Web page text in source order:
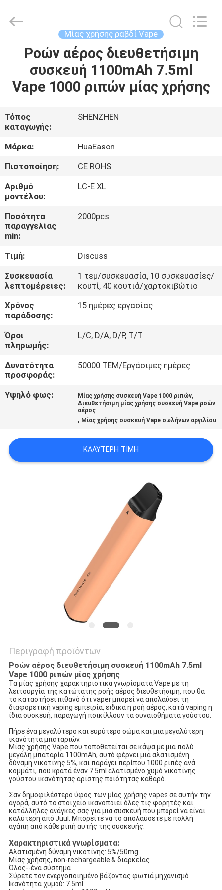
ΣΠΊΤΙ
ΠΡΟΪΌΝΤΑ
ΒΊΝΤΕΟ
ΠΕΡΊΠΟΥ
ΕΜΕΊΣ
ΓΎΡΟΣ
ΕΡΓΟΣΤΑΣΊΩΝ
ΈΛΕΓΧΟΣ
ΖΗΤΉΣΤΕ
ΈΝΑ
ΑΠΌΣΠΑΣΜΑ
SITEMAP
PRIVACY
Ltd..
Μίας χρήσης ραβδί Vape
Ροών αέρος διευθετήσιμη
συσκευή 1100mAh 7.5ml
Vape 1000 ριπών μίας χρήσης
Τόπος
καταγωγής:
SHENZHEN
Μάρκα:
HuaEason
Πιστοποίηση:
CE ROHS
Αριθμό
μοντέλου:
LC-E XL
Ποσότητα
παραγγελίας
min:
2000pcs
Τιμή:
Discuss
Συσκευασία
λεπτομέρειες:
1 τεμ/συσκευασία, 10 συσκευασίες/
κουτί, 40 κουτιά/χαρτοκιβώτιο
Χρόνος
παράδοσης:
15 ημέρες εργασίας
Όροι
πληρωμής:
L/C, D/A, D/P, T/T
Δυνατότητα
προσφοράς:
50000 ΤΕΜ/Εργάσιμες ημέρες
Υψηλό φως: Μίας χρήσης συσκευή Vape 1000 ριπών,
Διευθετήσιμη μίας χρήσης συσκευή Vape ροών
αέρος
, Μίας χρήσης συσκευή Vape σωλήνων αργιλίου
ΚΑΛΎΤΕΡΗ ΤΙΜΉ
Περιγραφή προϊόντων
Ροών αέρος διευθετήσιμη συσκευή 1100mAh 7.5ml
Vape 1000 ριπών μίας χρήσης
Τα μίας χρήσης χαρακτηριστικά γνωρίσματα Vape με τη
λειτουργία της κατώτατης ροής αέρος διευθετήσιμη, που θα
το καταστήσει πιθανό ότι vaper μπορεί να απολαύσει τη
διαφορετική vaping εμπειρία, ειδικά η ροή αέρος, κατά vaping η
ίδια συσκευή, παραγωγή ποικίλλουν τα συναισθήματα γούστου.
Πήρε ένα μεγαλύτερο και ευρύτερο σώμα και μια μεγαλύτερη
ικανότητα μπαταριών.
Μίας χρήσης Vape που τοποθετείται σε κάψα με μια πολύ
μεγάλη μπαταρία 1100mAh, αυτό φέρνει μια αλατισμένη
δύναμη νικοτίνης 5%, και παράγει περίπου 1000 ριπές ανά
κομμάτι, που κρατά έναν 7.5ml αλατισμένο χυμό νικοτίνης
γούστου ικανότητας αρίστης ποιότητας καθαρό.
Σαν δημοφιλέστερο ύφος των μίας χρήσης vapes σε αυτήν την
αγορά, αυτό το στοιχείο ικανοποιεί όλες τις φορητές και
κατάλληλες ανάγκες σας για μια συσκευή που μπορεί να είναι
καλύτερη από Juul. Μπορείτε να το απολαύσετε με πολλή
αγάπη από κάθε ριπή αυτής της συσκευής.
Χαρακτηριστικά γνωρίσματα:
Αλατισμένη δύναμη νικοτίνης: 5%/50mg
Μίας χρήσης, non-rechargeable & διαρκείας
Όλος--ένα σύστημα
Σύρετε τον ενεργοποιημένο βάζοντας φωτιά μηχανισμό
Ικανότητα χυμού: 7.5ml